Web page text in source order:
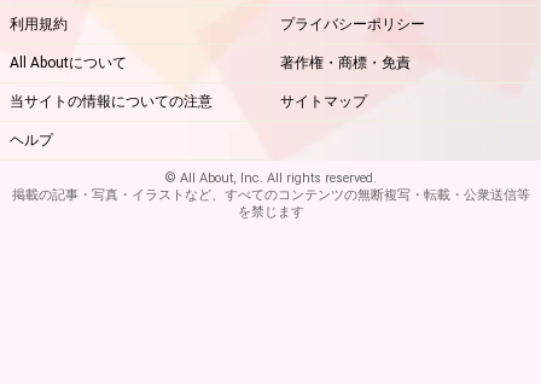
利用規約 プライバシーポリシー
All Aboutについて 著作権・商標・免責
当サイトの情報についての注意 サイトマップ
ヘルプ
© All About, Inc. All rights reserved.
掲載の記事・写真・イラストなど、すべてのコンテンツの無断複写・転載・公衆送信等
を禁じます